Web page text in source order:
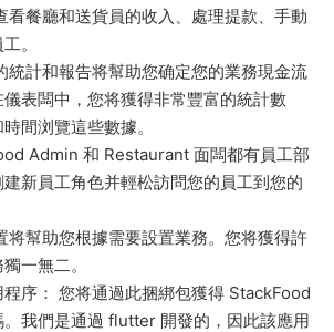
看餐廳和送貨員的收入、處理提款、手動
。
統計和報告将幫助您确定您的業務現金流
表闆中，您将獲得非常豐富的統計數
間浏覽這些數據。
Admin 和 Restaurant 面闆都有員工部
新員工角色并輕松訪問您的員工到您的
将幫助您根據需要設置業務。您将獲得許
一無二。
序： 您将通過此捆綁包獲得 StackFood
我們是通過 flutter 開發的，因此該應用